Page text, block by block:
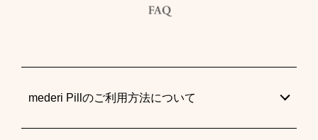
mederi Pillのご利用方法について